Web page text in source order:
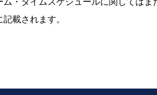
載されます。